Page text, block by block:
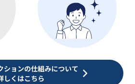
ションの仕組みについて
しくはこちら